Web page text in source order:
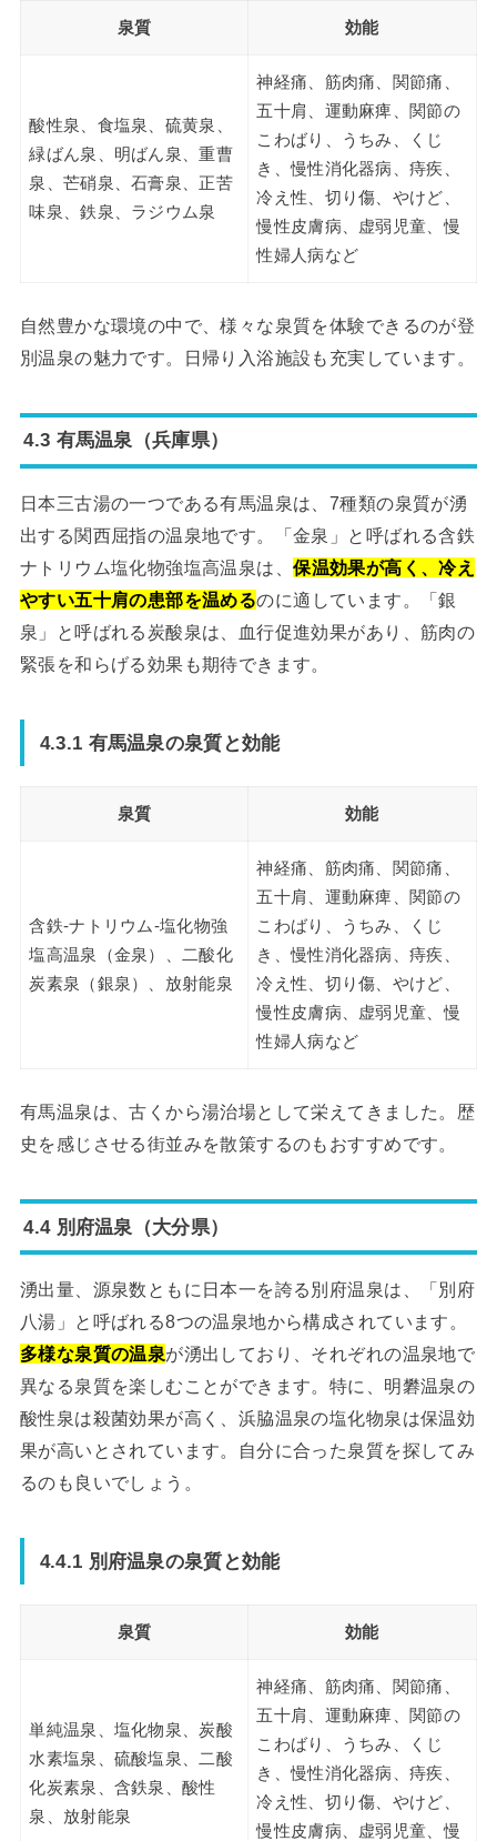
泉質 効能
酸性泉、食塩泉、硫黄泉、
緑ばん泉、明ばん泉、重曹
泉、芒硝泉、石膏泉、正苦
味泉、鉄泉、ラジウム泉
神経痛、筋肉痛、関節痛、
五十肩、運動麻痺、関節の
こわばり、うちみ、くじ
き、慢性消化器病、痔疾、
冷え性、切り傷、やけど、
慢性皮膚病、虚弱児童、慢
性婦人病など
自然豊かな環境の中で、様々な泉質を体験できるのが登
別温泉の魅力です。日帰り入浴施設も充実しています。
4.3 有馬温泉（兵庫県）
日本三古湯の一つである有馬温泉は、7種類の泉質が湧
出する関西屈指の温泉地です。「金泉」と呼ばれる含鉄
ナトリウム塩化物強塩高温泉は、保温効果が高く、冷え
やすい五十肩の患部を温めるのに適しています。「銀
泉」と呼ばれる炭酸泉は、血行促進効果があり、筋肉の
緊張を和らげる効果も期待できます。
4.3.1 有馬温泉の泉質と効能
泉質 効能
含鉄-ナトリウム-塩化物強
塩高温泉（金泉）、二酸化
炭素泉（銀泉）、放射能泉
神経痛、筋肉痛、関節痛、
五十肩、運動麻痺、関節の
こわばり、うちみ、くじ
き、慢性消化器病、痔疾、
冷え性、切り傷、やけど、
慢性皮膚病、虚弱児童、慢
性婦人病など
有馬温泉は、古くから湯治場として栄えてきました。歴
史を感じさせる街並みを散策するのもおすすめです。
4.4 別府温泉（大分県）
湧出量、源泉数ともに日本一を誇る別府温泉は、「別府
八湯」と呼ばれる8つの温泉地から構成されています。
多様な泉質の温泉が湧出しており、それぞれの温泉地で
異なる泉質を楽しむことができます。特に、明礬温泉の
酸性泉は殺菌効果が高く、浜脇温泉の塩化物泉は保温効
果が高いとされています。自分に合った泉質を探してみ
るのも良いでしょう。
4.4.1 別府温泉の泉質と効能
泉質 効能
単純温泉、塩化物泉、炭酸
水素塩泉、硫酸塩泉、二酸
化炭素泉、含鉄泉、酸性
泉、放射能泉
神経痛、筋肉痛、関節痛、
五十肩、運動麻痺、関節の
こわばり、うちみ、くじ
き、慢性消化器病、痔疾、
冷え性、切り傷、やけど、
慢性皮膚病、虚弱児童、慢